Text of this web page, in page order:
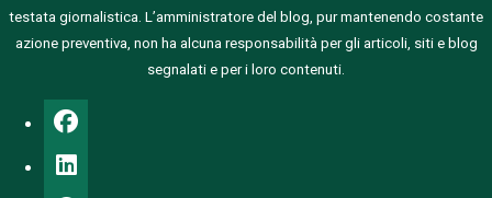
testata giornalistica. L’amministratore del blog, pur mantenendo costante
azione preventiva, non ha alcuna responsabilità per gli articoli, siti e blog
segnalati e per i loro contenuti.